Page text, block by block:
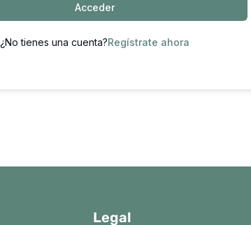
Acceder
¿No tienes una cuenta?Regístrate ahora
Legal